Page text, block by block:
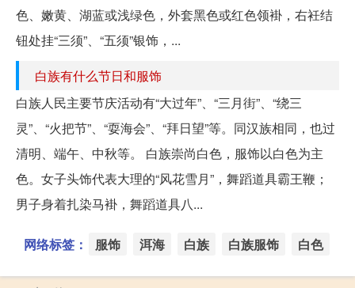
色、嫩黄、湖蓝或浅绿色，外套黑色或红色领褂，右衽结
钮处挂“三须”、“五须”银饰，...
白族有什么节日和服饰
白族人民主要节庆活动有“大过年”、“三月街”、“绕三
灵”、“火把节”、“耍海会”、“拜日望”等。同汉族相同，也过
清明、端午、中秋等。 白族崇尚白色，服饰以白色为主
色。女子头饰代表大理的“风花雪月”，舞蹈道具霸王鞭；
男子身着扎染马褂，舞蹈道具八...
网络标签： 服饰 洱海 白族 白族服饰 白色